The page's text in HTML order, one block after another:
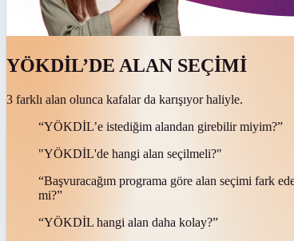
YÖKDİL’DE ALAN SEÇİMİ
3 farklı alan olunca kafalar da karışıyor haliyle.
“YÖKDİL’e istediğim alandan girebilir miyim?”
"YÖKDİL'de hangi alan seçilmeli?"
“Başvuracağım programa göre alan seçimi fark
mi?”
“YÖKDİL hangi alan daha kolay?”